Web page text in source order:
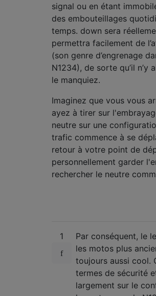
signal ou en étant
des embouteillages
temps. down sera
permettra facilement de
(son genre d’engrenage
N1234), de sorte qu’il n’y
le manquiez.
Imaginez que vous vous
ayez à tirer sur
neutre sur une
trafic commence à se
retour à votre point de
personnellement garder
rechercher le neutre
1
Par conséquent, le
les motos plus
toujours aussi cool.
termes de sécurité
largement sur le